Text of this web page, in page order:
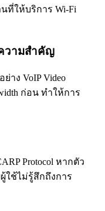
ที่ให้บริการ Wi-Fi
วามสำคัญ
าง VoIP Video
ก่อน ทำให้การ
Protocol หากตัว
ใช้ไม่รู้สึกถึงการ